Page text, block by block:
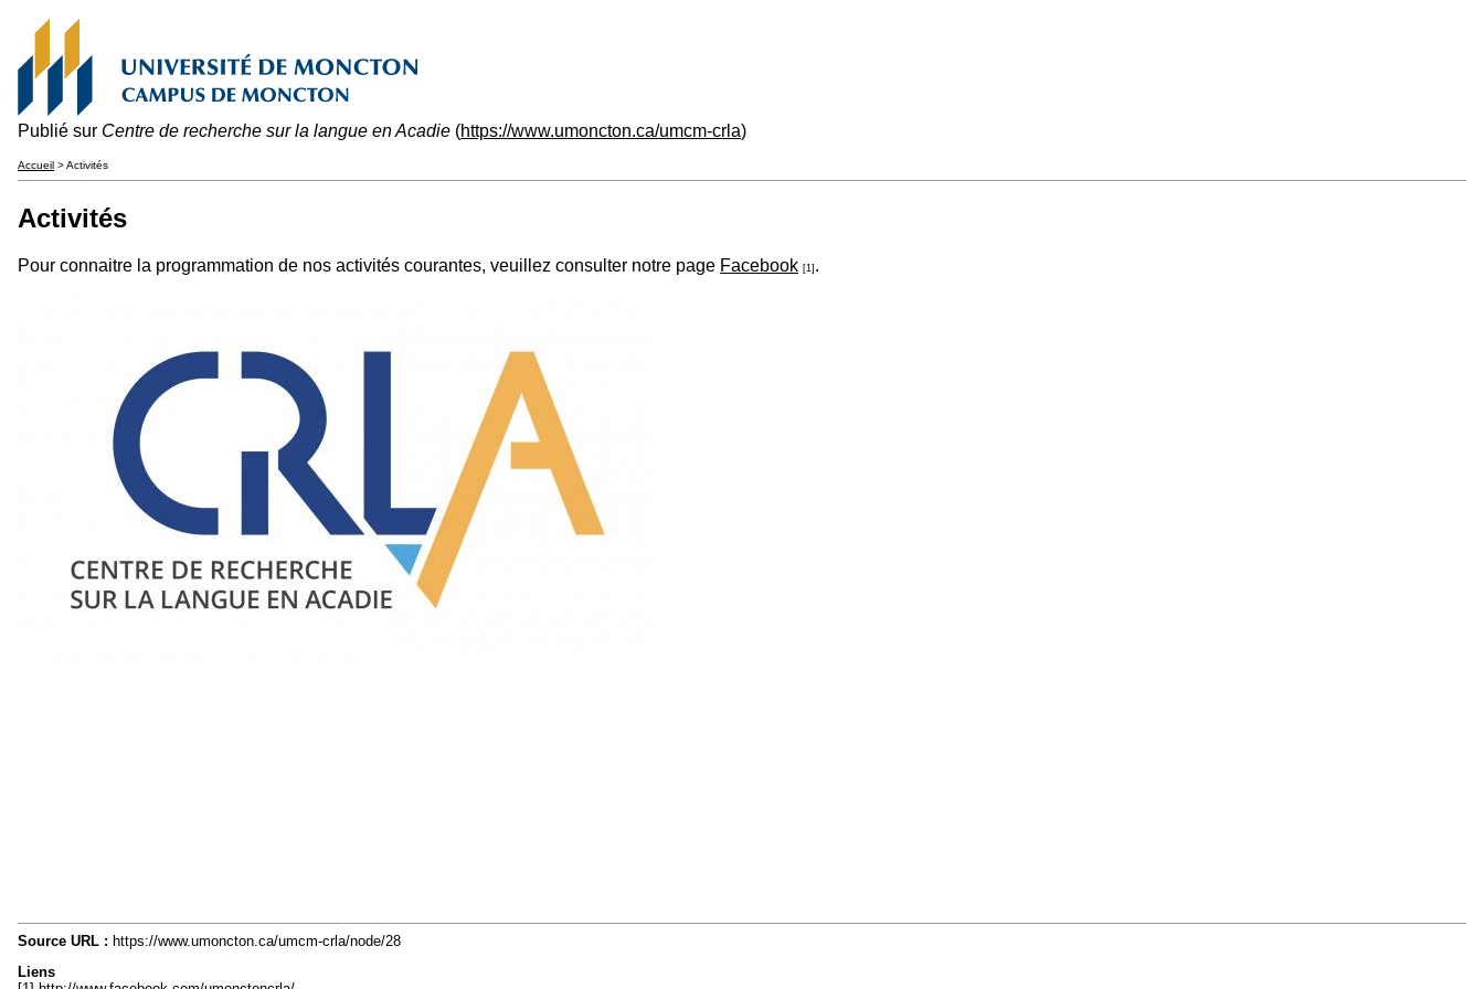
Publié sur Centre de recherche sur la langue en Acadie (https://www.umoncton.ca/umcm-crla)
Accueil > Activités
Activités
Pour connaitre la programmation de nos activités courantes, veuillez consulter notre page Facebook [1] .
Source URL : https://www.umoncton.ca/umcm-crla/node/28
Liens